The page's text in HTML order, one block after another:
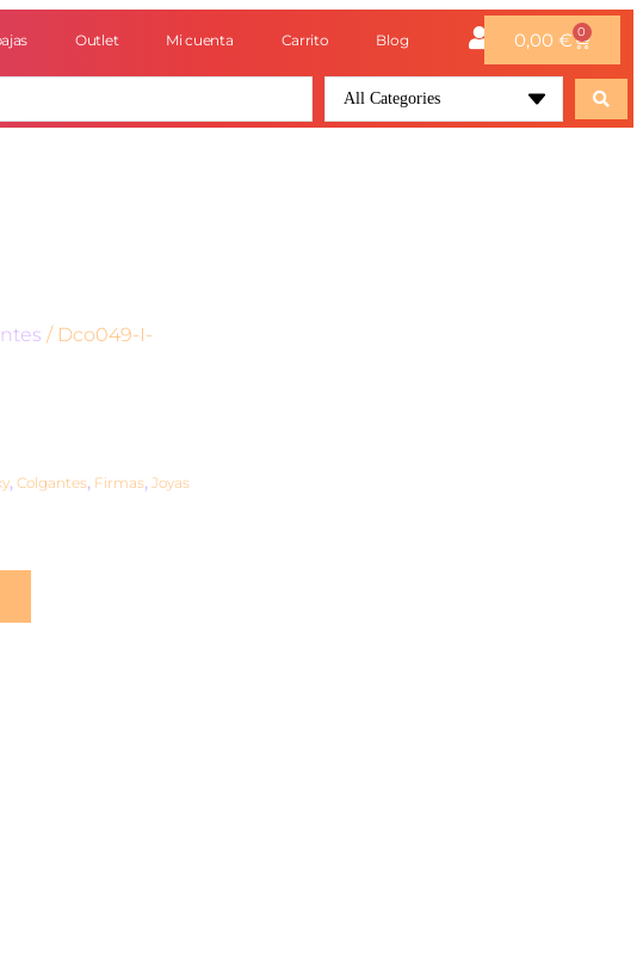
Outlet Mi cuenta Carrito Blog 0,00 € 0
All Categories
/ Dco049-I-
, Colgantes, Firmas, Joyas